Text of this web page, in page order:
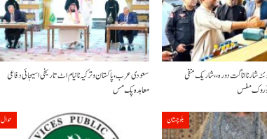
سعودی عرب، پاکستان و ترکیہ نا نیام اٹ تاریخی اسیجائی دفاعی
معاہدہ پک مس
شار نا اناگت دورہ،، شاریک منفی
حوال بلوچستان